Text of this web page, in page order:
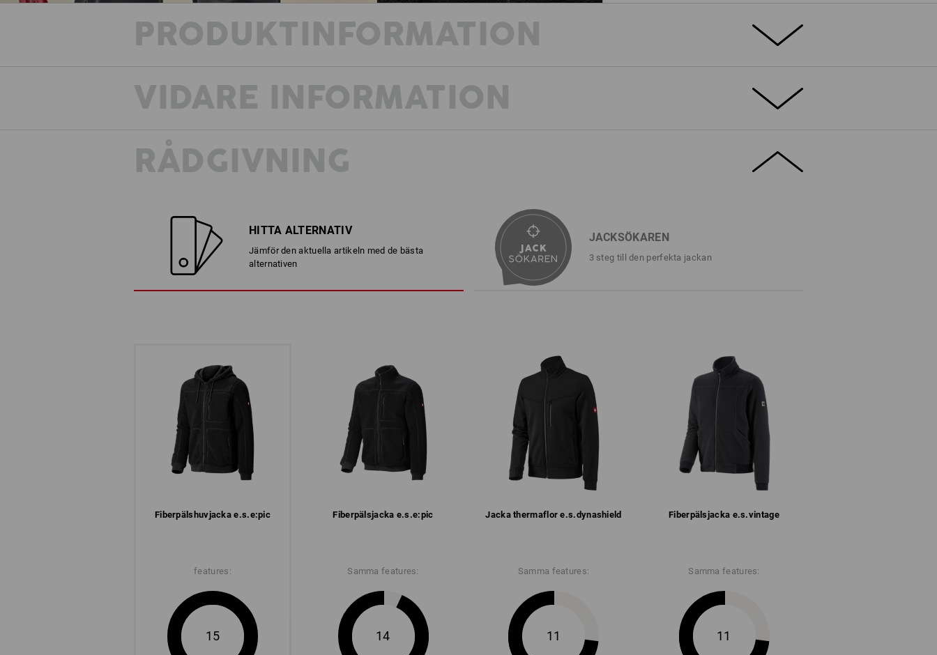
PRODUKTINFORMATION
VÅR STARKASTE FIBERPÄLS!
Extrem isolering vid extrem kyla
öronen? Denna mjukt fodrade huvjacka tar dig gärna i sin mjuka fiberfamn!
Den högfloriga fleecen har en särskilt grov look, men är behagligt flexibel att
bära, värmer pålitligt och är samtidigt mycket slitstark. Huvan med mjukt foder
färgerna i e.s.e:pic-kollektionen och med sina markanta flatlocksömmar är den
fiberfodrade huvtröjan en tuff vinterjacka för utomhusarbetare.
BESKRIVNING DETALJER
2 sidfickor och bröstficka, alla med blixtlås
genomgående blixtlås fram med hakskydd
elastiska resårer vid ärmar och fåll
Ovanmaterial
% (ca. 520 g/m²)
Skötselråd:
Maskintvätt 40 °C varsamt
Ej blekning
Logoservice
VIDARE INFORMATION
– något konkret i en modern värld. Råa,
autentiska stilar, avslappnade mellanlager och
arbetsbyxor som bara sprudlar av teknisk
finess och funktionalitet.
RÅDGIVNING
HITTA ALTERNATIV
Jämför den aktuella artikeln med de bästa
alternativen
JACKSÖKAREN
3 steg till den perfekta jackan
Fiberpäls­huvjacka e.s.​e:pic
features:
15
Fiberpäls­jacka e.s.​e:pic Jacka thermaflor e.s.​dynashield Fiberpäls­jacka e.s.​vintage
Samma features:
14
Samma features:
11
Samma features:
11